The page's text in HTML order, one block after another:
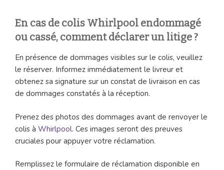
En cas de colis Whirlpool endommagé
ou cassé, comment déclarer un litige ?
En présence de dommages visibles sur le colis, veuillez
le réserver. Informez immédiatement le livreur et
obtenez sa signature sur un constat de livraison en cas
de dommages constatés à la réception.
Prenez des photos des dommages avant de renvoyer le
colis à Whirlpool. Ces images seront des preuves
cruciales pour appuyer votre réclamation.
Remplissez le formulaire de réclamation disponible en